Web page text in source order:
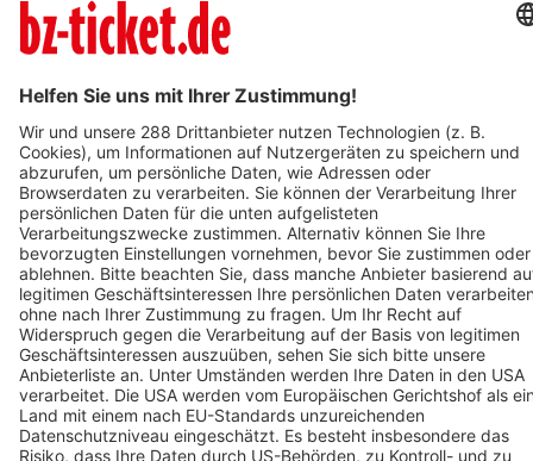
Deine Region. Deine Events.
BZ-Card schnapp.de Kontakt
Mediadaten Datenschutz Cookie-Einstellungen Impressum
+49 761 496 8888
Tickethotline Mo–Fr: 9–12 Uhr
System